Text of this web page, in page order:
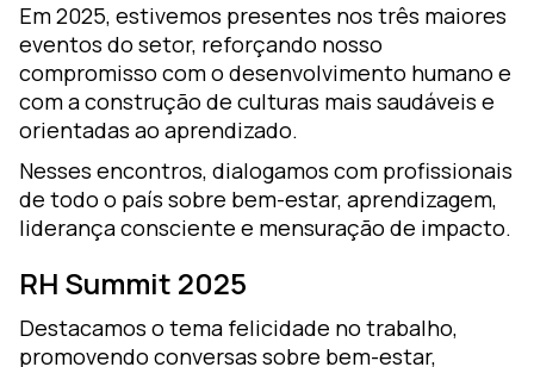
Em 2025, estivemos presentes nos três maiores
eventos do setor, reforçando nosso
compromisso com o desenvolvimento humano e
com a construção de culturas mais saudáveis e
orientadas ao aprendizado.
Nesses encontros, dialogamos com profissionais
de todo o país sobre bem-estar, aprendizagem,
liderança consciente e mensuração de impacto.
RH Summit 2025
Destacamos o tema felicidade no trabalho,
promovendo conversas sobre bem-estar,